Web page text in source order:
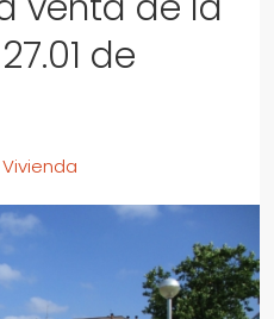
de
Vivienda